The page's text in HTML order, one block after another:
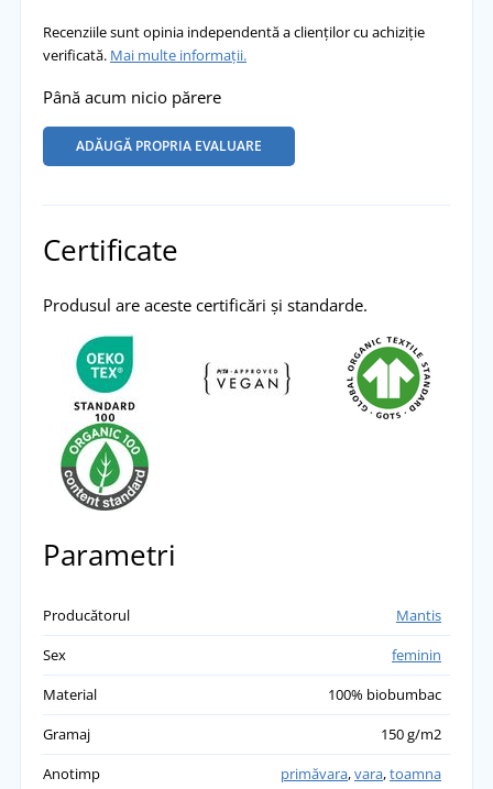
Recenziile sunt opinia independentă a clienților cu achiziție
verificată. Mai multe informații.
Până acum nicio părere
ADĂUGĂ PROPRIA EVALUARE
Certificate
Produsul are aceste certificări și standarde.
Parametri
Producătorul
Mantis
Sex
feminin
Material
100% biobumbac
Gramaj
150 g/m2
Anotimp
primăvara,vara,toamna